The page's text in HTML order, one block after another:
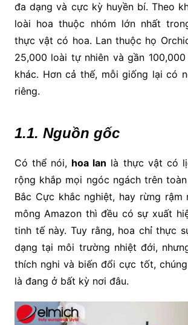
đa dạng và cực kỳ huyền bí. Theo
loài hoa thuộc nhóm lớn nhất
thực vật có hoa. Lan thuộc họ
25,000 loài tự nhiên và gần
khác. Hơn cả thế, mỗi giống lại có
riêng.
1.1. Nguồn gốc
Có thể nói, hoa lan là thực vật có
rộng khắp mọi ngóc ngách trên
Bắc Cực khắc nghiệt, hay rừng rậm
mông Amazon thì đều có sự xuất
tinh tế này. Tuy rằng, hoa chỉ thực
dạng tại môi trường nhiệt đới,
thích nghi và biến đổi cực tốt,
là đang ở bất kỳ nơi đâu.